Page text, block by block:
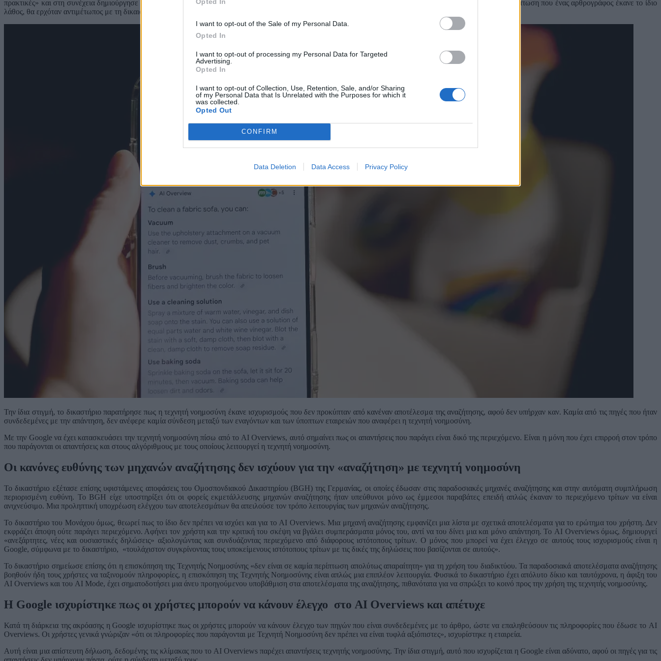
I want to opt-out of the Sale of my Personal Data.
Opted In
I want to opt-out of processing my Personal Data for Targeted
Advertising.
Opted In
I want to opt-out of Collection, Use, Retention, Sale, and/or Sharing
of my Personal Data that Is Unrelated with the Purposes for which it
was collected.
Opted Out
CONFIRM
Data Deletion Data Access Privacy Policy
πρακτικές» και στη συνέχεια δημιούργησε τη δική της δομή με μια περίληψη, κόκκινες σημαίες για την φερόμενη απάτη και συμβουλές για τους χρήστες. Σε περίπτωση που ένας αρθρογράφος έκανε το ίδιο
λάθος, θα ερχόταν αντιμέτωπος με τη δικαιοσύνη.
Την ίδια στιγμή, το δικαστήριο παρατήρησε πως η τεχνητή νοημοσύνη έκανε ισχυρισμούς που δεν προκύπταν από κανέναν αποτέλεσμα της αναζήτησης, αφού δεν υπήρχαν καν. Καμία από τις πηγές που ήταν
συνδεδεμένες με την απάντηση, δεν ανέφερε καμία σύνδεση μεταξύ των εναγόντων και των ύποπτων εταιρειών που αναφέρει η τεχνητή νοημοσύνη.
Με την Google να έχει κατασκευάσει την τεχνητή νοημοσύνη πίσω από το AI Overviews, αυτό σημαίνει πως οι απαντήσεις που παράγει είναι δικό της περιεχόμενο. Είναι η μόνη που έχει επιρροή στον τρόπο
που παράγονται οι απαντήσεις και στους αλγόριθμους με τους οποίους λειτουργεί η τεχνητή νοημοσύνη.
Οι κανόνες ευθύνης των μηχανών αναζήτησης δεν ισχύουν για την «αναζήτηση» με τεχνητή νοημοσύνη
Το δικαστήριο εξέτασε επίσης υφιστάμενες αποφάσεις του Ομοσπονδιακού Δικαστηρίου (BGH) της Γερμανίας, οι οποίες έδωσαν στις παραδοσιακές μηχανές αναζήτησης και στην αυτόματη συμπλήρωση
περιορισμένη ευθύνη. Το BGH είχε υποστηρίξει ότι οι φορείς εκμετάλλευσης μηχανών αναζήτησης ήταν υπεύθυνοι μόνο ως έμμεσοι παραβάτες επειδή απλώς έκαναν το περιεχόμενο τρίτων να είναι
ανιχνεύσιμο. Μια προληπτική υποχρέωση ελέγχου των αποτελεσμάτων θα απειλούσε τον τρόπο λειτουργίας των μηχανών αναζήτησης.
Το δικαστήριο του Μονάχου όμως, θεωρεί πως το ίδιο δεν πρέπει να ισχύει και για το AI Overviews. Μια μηχανή αναζήτησης εμφανίζει μια λίστα με σχετικά αποτελέσματα για το ερώτημα του χρήστη. Δεν
εκφράζει άποψη ούτε παράγει περιεχόμενο. Αφήνει τον χρήστη και την κριτική του σκέψη να βγάλει συμπεράσματα μόνος του, αντί να του δίνει μια και μόνο απάντηση. Το AI Overviews όμως, δημιουργεί
«ανεξάρτητες, νέες και ουσιαστικές δηλώσεις» αξιολογώντας και συνδυάζοντας περιεχόμενο από διάφορους ιστότοπους τρίτων. Ο μόνος που μπορεί να έχει έλεγχο σε αυτούς τους ισχυρισμούς είναι η
Google, σύμφωνα με το δικαστήριο, «τουλάχιστον συγκρίνοντας τους υποκείμενους ιστότοπους τρίτων με τις δικές της δηλώσεις που βασίζονται σε αυτούς».
Το δικαστήριο σημείωσε επίσης ότι η επισκόπηση της Τεχνητής Νοημοσύνης «δεν είναι σε καμία περίπτωση απολύτως απαραίτητη» για τη χρήση του διαδικτύου. Τα παραδοσιακά αποτελέσματα αναζήτησης
βοηθούν ήδη τους χρήστες να ταξινομούν πληροφορίες, η επισκόπηση της Τεχνητής Νοημοσύνης είναι απλώς μια επιπλέον λειτουργία. Φυσικά το δικαστήριο έχει απόλυτο δίκιο και ταυτόχρονα, η άφιξη του
AI Overviews και του AI Mode, έχει σηματοδοτήσει μια άνευ προηγούμενου υποβάθμιση στα αποτελέσματα της αναζήτησης, πιθανότατα για να σπρώξει το κοινό προς την χρήση της τεχνητής νοημοσύνης.
Η Google ισχυρίστηκε πως οι χρήστες μπορούν να κάνουν έλεγχο στο AI Overviews και απέτυχε
Κατά τη διάρκεια της ακρόασης η Google ισχυρίστηκε πως οι χρήστες μπορούν να κάνουν έλεγχο των πηγών που είναι συνδεδεμένες με το άρθρο, ώστε να επαληθεύσουν τις πληροφορίες που έδωσε το AI
Overviews. Οι χρήστες γενικά γνώριζαν «ότι οι πληροφορίες που παράγονται με Τεχνητή Νοημοσύνη δεν πρέπει να είναι τυφλά αξιόπιστες», ισχυρίστηκε η εταιρεία.
Αυτή είναι μια απίστευτη δήλωση, δεδομένης τις κλίμακας που το AI Overviews παρέχει απαντήσεις τεχνητής νοημοσύνης. Την ίδια στιγμή, αυτό που ισχυρίζεται η Google είναι αδύνατο, αφού οι πηγές για τις